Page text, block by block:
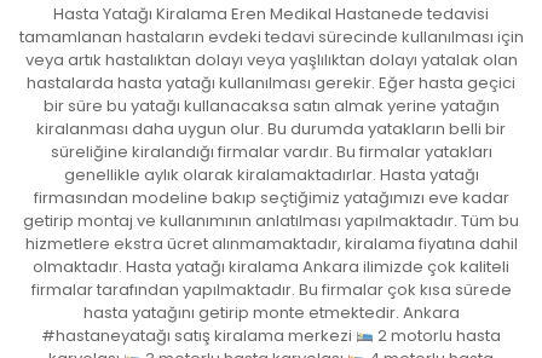
Hasta Yatağı Kiralama Eren Medikal Hastanede tedavisi
tamamlanan hastaların evdeki tedavi sürecinde kullanılması için
veya artık hastalıktan dolayı veya yaşlılıktan dolayı yatalak olan
hastalarda hasta yatağı kullanılması gerekir. Eğer hasta geçici
bir süre bu yatağı kullanacaksa satın almak yerine yatağın
kiralanması daha uygun olur. Bu durumda yatakların belli bir
süreliğine kiralandığı firmalar vardır. Bu firmalar yatakları
genellikle aylık olarak kiralamaktadırlar. Hasta yatağı
firmasından modeline bakıp seçtiğimiz yatağımızı eve kadar
getirip montaj ve kullanımının anlatılması yapılmaktadır. Tüm bu
hizmetlere ekstra ücret alınmamaktadır, kiralama fiyatına dahil
olmaktadır. Hasta yatağı kiralama Ankara ilimizde çok kaliteli
firmalar tarafından yapılmaktadır. Bu firmalar çok kısa sürede
hasta yatağını getirip monte etmektedir. Ankara
#hastaneyatağı satış kiralama merkezi
2 motorlu hasta